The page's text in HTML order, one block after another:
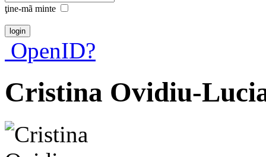
ţine-mã minte
OpenID?
Cristina Ovidiu-